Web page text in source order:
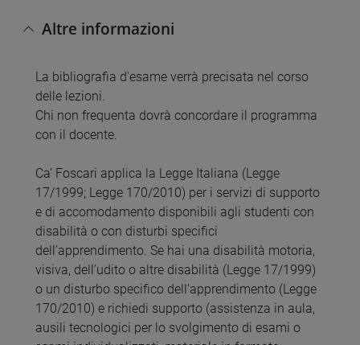
Altre informazioni
La bibliografia d'esame verrà precisata nel corso
delle lezioni.
Chi non frequenta dovrà concordare il programma
con il docente.
Ca’ Foscari applica la Legge Italiana (Legge
17/1999; Legge 170/2010) per i servizi di supporto
e di accomodamento disponibili agli studenti con
disabilità o con disturbi specifici
dell’apprendimento. Se hai una disabilità motoria,
visiva, dell’udito o altre disabilità (Legge 17/1999)
o un disturbo specifico dell’apprendimento (Legge
170/2010) e richiedi supporto (assistenza in aula,
ausili tecnologici per lo svolgimento di esami o